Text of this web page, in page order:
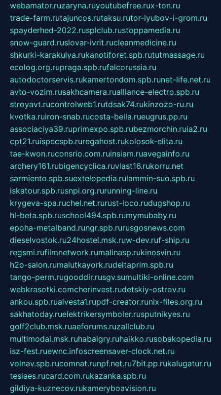
webamator.ruzaryna.ruyoutubefree.rux-ton.ru
trade-farm.rutajuncos.rutaksu.rutor-lyubov-i-grom.ru
spayderhed-2022.rusplclub.rustoppamedia.ru
snow-guard.ruslovar-ivrit.rucleanmedicine.ru
shkurki-karakulya.rukanotiforet.spb.rututmassage.ru
ecolog.org.rupraga.spb.rufalcorussia.ru
autodoctorservis.rukamertondom.spb.runet-life.net.ru
avto-vozim.rusakhcamera.rualliance-electro.spb.ru
stroyavt.rucontrolweb1.rutdsak74.rukinzozo-ru.ru
kvotka.ruiron-snab.rucosta-bella.rueugrus.pp.ru
associaciya39.ruprimexpo.spb.rubezmorchin.ruia2.ru
cpt21.ruispecspb.ruregahost.rukolosok-elita.ru
tae-kwon.ruconsrio.com.ruinsiam.ruavegainfo.ru
archery161.rubigencyclica.ruvlast16.rukorru.net
sarmiento.spb.suextelopedia.rulammin-suo.spb.ru
iskatour.spb.rusnpi.org.rurunning-line.ru
krygeva-spa.ruchel.net.rurust-loco.rudugshop.ru
hl-beta.spb.ruschool494.spb.rumymubaby.ru
epoha-metalband.rungr.spb.rurusgosnews.com
dieselvostok.ru24hostel.msk.ruw-dev.ruf-ship.ru
regsmi.rufilmnetwork.rumalinasp.rukinosvin.ru
h2o-salon.rumalutkayork.rudeltaprim.spb.ru
tango-perm.rugooddir.rusgv.sumultiki-online.com
webkrasotki.comcherinvest.rudetskiy-ostrov.ru
ankou.spb.rualvesta1.rupdf-creator.runix-files.org.ru
sakhatoday.ruelektrikersymboler.rusputnikyes.ru
golf2club.msk.ruaeforums.ruzallclub.ru
multimodal.msk.ruhabaigry.ruhaikko.rusobakopedia.ru
isz-fest.ruewnc.infoscreensaver-clock.net.ru
volnav.spb.rucomnat.runpf.net.ru7bit.pp.rukalugatur.ru
tesiaes.rucard.com.rukazanka.spb.ru
gildiya-kuznecov.rukameryboavision.ru